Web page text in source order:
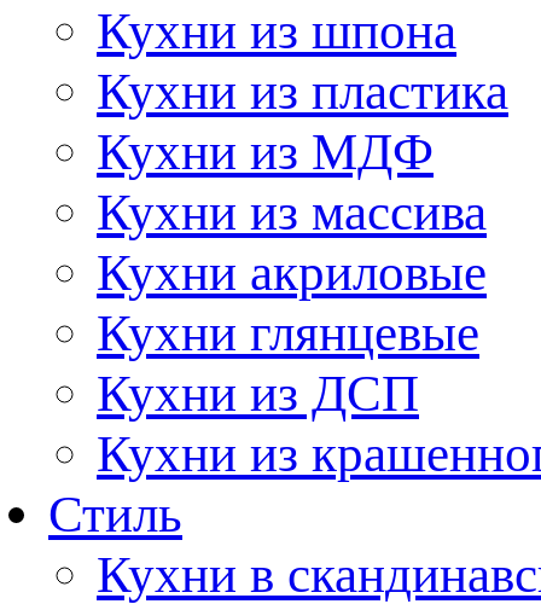
Кухни из шпона
Кухни из пластика
Кухни из МДФ
Кухни из массива
Кухни акриловые
Кухни глянцевые
Кухни из ДСП
Кухни из
Стиль
Кухни в